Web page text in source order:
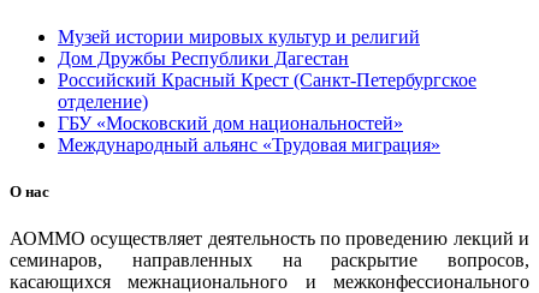
Музей истории мировых культур и религий
Дом Дружбы Республики Дагестан
Российский Красный Крест (Санкт-Петербургское
отделение)
ГБУ «Московский дом национальностей»
Международный альянс «Трудовая миграция»
О нас
АОММО осуществляет деятельность по проведению лекций и
семинаров, направленных на раскрытие вопросов,
касающихся межнационального и межконфессионального